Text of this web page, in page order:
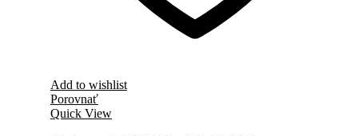
Add to wishlist
Porovnať
Quick View